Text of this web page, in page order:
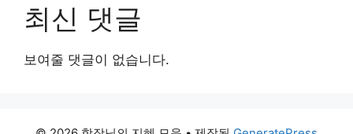
최신 댓글
보여줄 댓글이 없습니다.